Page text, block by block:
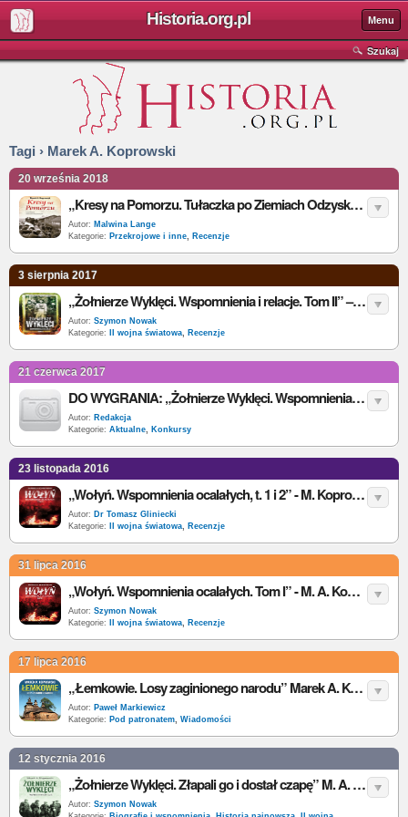
Historia.org.pl Menu
Szukaj
Tagi › Marek A. Koprowski
20 września 2018
„Kresy na Pomorzu. Tułaczka po Ziemiach Odzyskanych” – M. A. Koprowski – recenzja
Autor: Malwina Lange
Kategorie: Przekrojowe i inne, Recenzje
3 sierpnia 2017
„Żołnierze Wyklęci. Wspomnienia i relacje. Tom II” ­– M.A. Koprowski – recenzja
Autor: Szymon Nowak
Kategorie:
II wojna światowa, Recenzje
21 czerwca 2017
DO WYGRANIA: „Żołnierze Wyklęci. Wspomnienia i relacje. Tom 2”
Autor: Redakcja
Kategorie: Aktualne, Konkursy
23 listopada 2016
„Wołyń. Wspomnienia ocalałych, t. 1 i 2” - M. Koprowski – recenzja
Autor: Dr Tomasz Gliniecki
Kategorie:
II wojna światowa, Recenzje
31 lipca 2016
„Wołyń. Wspomnienia ocalałych. Tom I” - M. A. Koprowski - recenzja
Autor: Szymon Nowak
Kategorie:
II wojna światowa, Recenzje
17 lipca 2016
„Łemkowie. Losy zaginionego narodu” Marek A. Koprowski - premiera
Autor: Paweł Markiewicz
Kategorie: Pod patronatem, Wiadomości
12 stycznia 2016
„Żołnierze Wyklęci. Złapali go i dostał czapę” M. A. Koprowski - recenzja
Autor: Szymon Nowak